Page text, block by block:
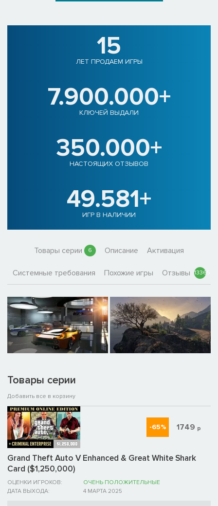
15
ЛЕТ ПРОДАЕМ ИГРЫ
7.900.000+
КЛЮЧЕЙ ВЫДАЛИ
350.000+
НАСТОЯЩИХ ОТЗЫВОВ
49.581+
ИГР В НАЛИЧИИ
Товары серии 6 Описание Активация
Системные требования Похожие игры Отзывы 13365
Товары серии
Добавить все в корзину
Grand Theft Auto V Enhanced & Great White Shark
Card ($1,250,000)
ОЦЕНКИ ИГРОКОВ:
ОЧЕНЬ ПОЛОЖИТЕЛЬНЫЕ
ДАТА ВЫХОДА:
4 МАРТА 2025
-65% 1749 р